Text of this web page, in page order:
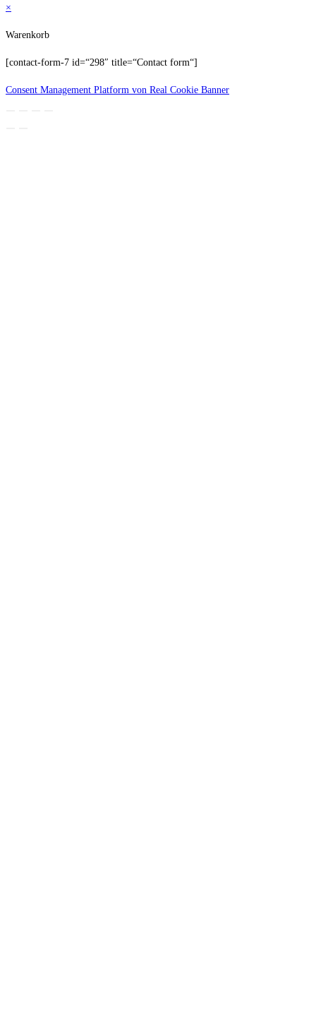
×
Warenkorb
[contact-form-7 id=“298″ title=“Contact form“]
Consent Management Platform von Real Cookie Banner